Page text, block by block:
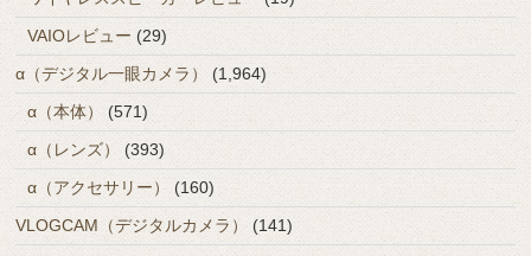
VAIOレビュー (29)
α（デジタル一眼カメラ）
(1,964)
α（本体）
(571)
α（レンズ）
(393)
α（アクセサリー）
(160)
VLOGCAM（デジタルカメラ）
(141)